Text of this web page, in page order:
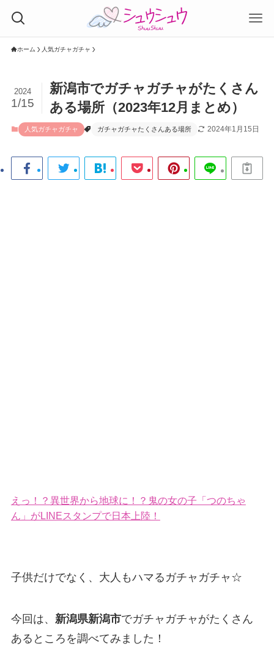
ホーム 人気ガチャガチャ
新潟市でガチャガチャがたくさん
ある場所（2023年12月まとめ）
2024
1/15
人気ガチャガチャ ガチャガチャたくさんある場所 2024年1月15日
えっ！？異世界から地球に！？鬼の女の子「つのちゃ
ん」がLINEスタンプで日本上陸！
子供だけでなく、大人もハマるガチャガチャ☆
今回は、 新潟県新潟市でガチャガチャがたくさん
あるところを調べてみました！